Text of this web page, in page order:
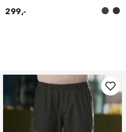
299,-